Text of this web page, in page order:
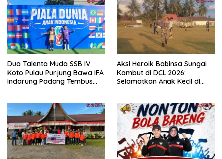
Dua Talenta Muda SSB IV
Koto Pulau Punjung Bawa IFA
Indarung Padang Tembus
Aksi Heroik Babinsa Sungai
Kambut di DCL 2026:
Selamatkan Anak Kecil di